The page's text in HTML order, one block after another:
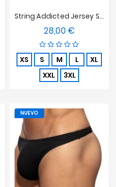
String Addicted Jersey Slub - Beige
28,00 €
XS S M L
XL
XXL
3XL
NUEVO